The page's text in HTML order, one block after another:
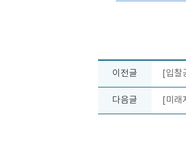
이전글 [입찰
다음글 [미래